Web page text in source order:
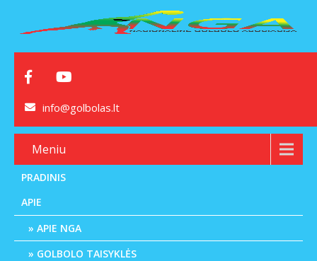
info@golbolas.lt
Meniu
PRADINIS
APIE
APIE NGA
GOLBOLO TAISYKLĖS